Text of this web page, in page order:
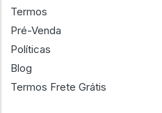
Termos
Pré-Venda
Políticas
Blog
Termos Frete Grátis